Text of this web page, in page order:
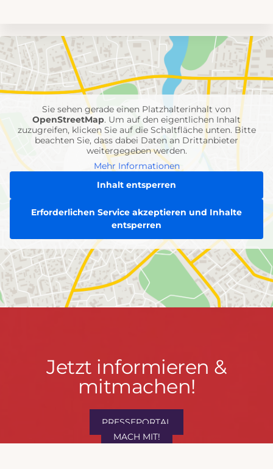
Umgebungskarte
mit
Feuerwehr-
Einheiten
Sie sehen gerade einen Platzhalterinhalt von
OpenStreetMap. Um auf den eigentlichen Inhalt
zuzugreifen, klicken Sie auf die Schaltfläche unten. Bitte
beachten Sie, dass dabei Daten an Drittanbieter
weitergegeben werden.
Mehr Informationen
Inhalt entsperren
Erforderlichen Service akzeptieren und Inhalte
entsperren
Jetzt
informieren
mitmachen!
Jetzt informieren &
mitmachen!
PRESSEPORTAL
MACH MIT!